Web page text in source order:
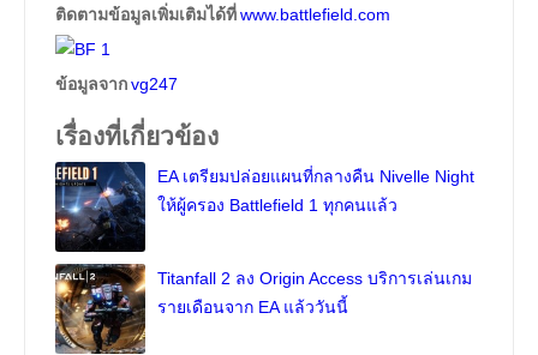
ติดตามข้อมูลเพิ่มเติมได้ที่www.battlefield.com
ข้อมูลจากvg247
เรื่องที่เกี่ยวข้อง
EA เตรียมปล่อยแผนที่กลางคืน Nivelle Night
ให้ผู้ครอง Battlefield 1 ทุกคนแล้ว
Titanfall 2 ลง Origin Access บริการเล่นเกม
รายเดือนจาก EA แล้ววันนี้